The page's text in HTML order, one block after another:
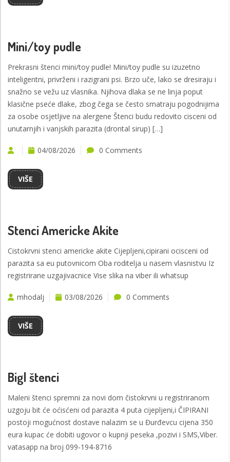
Mini/toy pudle
Prekrasni štenci mini/toy pudle! Mini/toy pudle su izuzetno
inteligentni, privrženi i razigrani psi. Brzo uče, lako se dresiraju i
snažno se vežu uz vlasnika. Njihova dlaka se ne linja poput
klasične pseće dlake, zbog čega se često smatraju pogodnijima
za osobe osjetljive na alergene Štenci budu redovito cisceni od
unutarnjih i vanjskih parazita (drontal sirup) […]
04/08/2026 0 Comments
VIŠE
Stenci Americke Akite
Cistokrvni stenci americke akite Cijepljeni,cipirani ocisceni od
parazita sa eu putovnicom Oba roditelja u nasem vlasnistvu Iz
registrirane uzgajivacnice Vise slika na viber ili whatsup
mhodalj 03/08/2026 0 Comments
VIŠE
Bigl štenci
Maleni štenci spremni za novi dom čistokrvni u registriranom
uzgoju bit će oćisćeni od parazita 4 puta cijepljeni,i ČIPIRANI
postoji mogućnost dostave nalazim se u Đurđevcu cijena 350
eura kupac će dobiti ugovor o kupnji peseka ,pozivi i SMS,Viber.
vatasapp na broj 099-194-8716